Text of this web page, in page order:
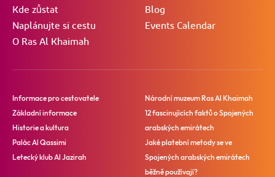
Kde zůstat
Naplánujte si cestu
O Ras Al Khaimah
Blog
Events Calendar
Informace pro cestovatele
Základní informace
Historie a kultura
Palác Al Qassimi
Letecký klub Al Jazirah
Národní muzeum Ras Al Khaimah
12 fascinujících faktů o Spojených
arabských emirátech
Jaké platební metody se ve
Spojených arabských emirátech
běžně používají?